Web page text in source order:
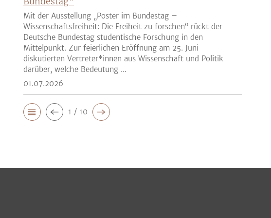
Mit der Ausstellung „Poster im Bundestag –
Wissenschaftsfreiheit: Die Freiheit zu forschen“ rückt der
Deutsche Bundestag studentische Forschung in den
Mittelpunkt. Zur feierlichen Eröffnung am 25. Juni
diskutierten Vertreter*innen aus Wissenschaft und Politik
darüber, welche Bedeutung ...
01.07.2026
1 / 10